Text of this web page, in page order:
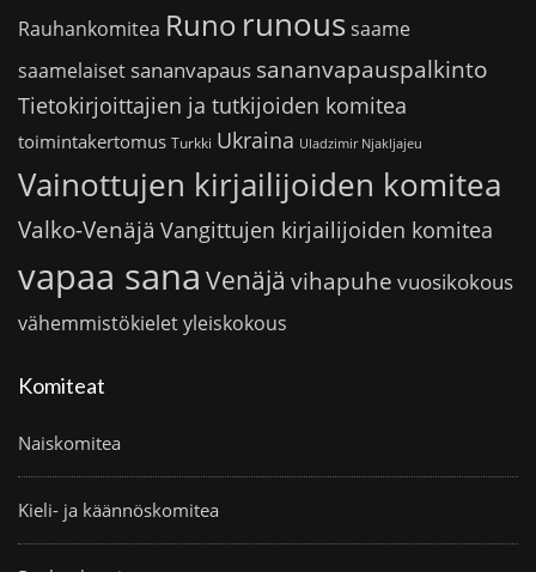
Rauhankomitea Runo runoussaame
saamelaiset sananvapaus sananvapauspalkinto
Tietokirjoittajien ja tutkijoiden komitea
toimintakertomus Turkki Ukraina Uladzimir Njakljajeu
Vainottujen kirjailijoiden komitea
Valko-Venäjä Vangittujen kirjailijoiden komitea
vapaa sana Venäjä vihapuhe vuosikokous
vähemmistökieletyleiskokous
Komiteat
Naiskomitea
Kieli- ja käännöskomitea